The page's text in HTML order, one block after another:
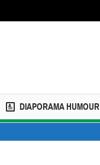
DIAPORAMA HUMOUR